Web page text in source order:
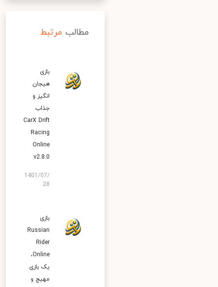
مطالب مرتبط
بازی
هیجان
انگیز و
جذاب
CarX Drift
Racing
Online
v2.8.0
1401/07/
28
بازی
Russian
Rider
Online‏،
یک بازی
مهیج و